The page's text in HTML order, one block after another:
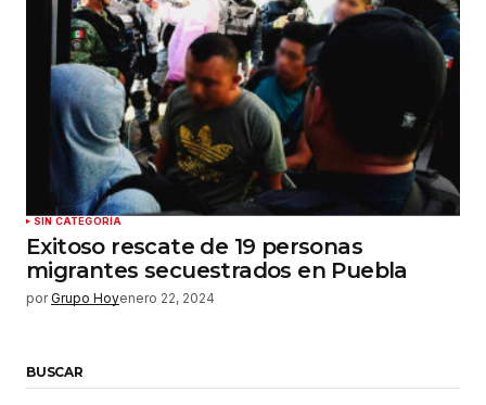
SIN CATEGORÍA
Exitoso rescate de 19 personas
migrantes secuestrados en Puebla
por Grupo Hoyenero 22, 2024
BUSCAR